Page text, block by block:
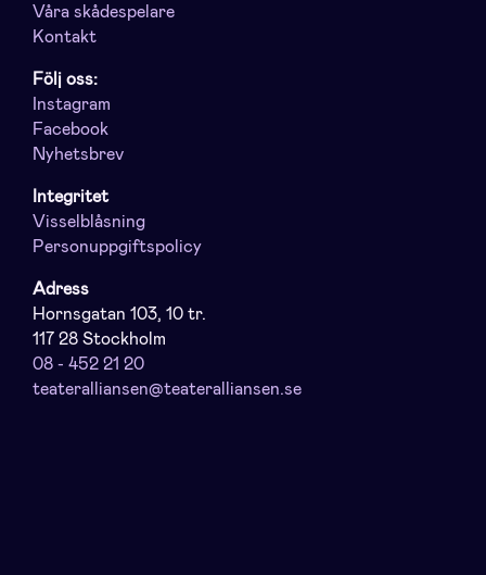
Våra skådespelare
Kontakt
Följ oss:
Instagram
Facebook
Nyhetsbrev
Integritet
Visselblåsning
Personuppgiftspolicy
Adress
Hornsgatan 103, 10 tr.
117 28 Stockholm
08 - 452 21 20
teateralliansen@teateralliansen.se